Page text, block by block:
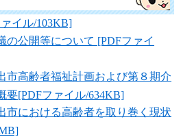
イル/103KB]
公開等について [PDFファイ
高齢者福祉計画および第８期介
要[PDFファイル/634KB]
における高齢者を取り巻く現状